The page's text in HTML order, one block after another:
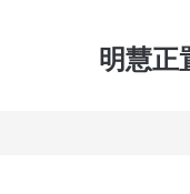
明慧正